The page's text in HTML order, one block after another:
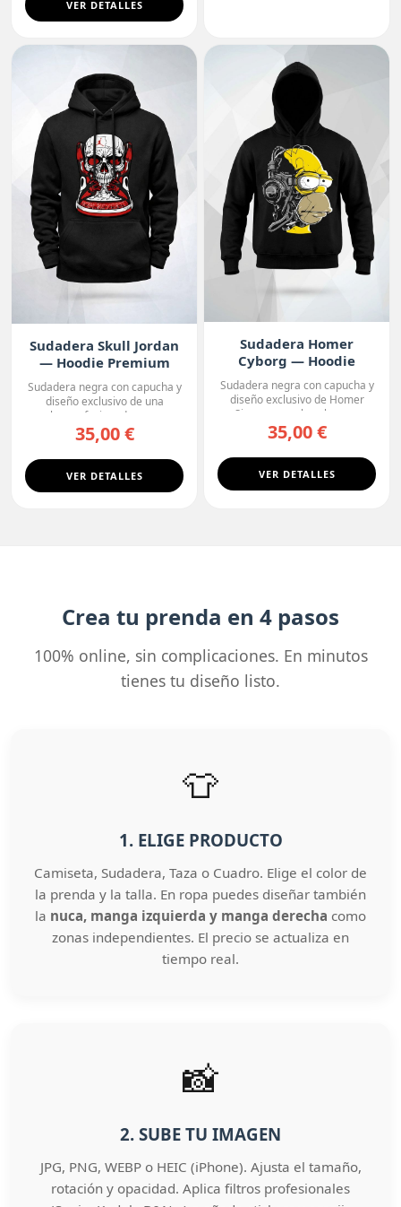
VER DETALLES
Sudadera Skull Jordan
— Hoodie Premium
Sudadera negra con capucha y
diseño exclusivo de una
calavera fusionada con u...
35,00 €
VER DETALLES
Sudadera Homer
Cyborg — Hoodie
Sudadera negra con capucha y
diseño exclusivo de Homer
Simpson con la cabeza ...
35,00 €
VER DETALLES
Crea tu prenda en 4 pasos
100% online, sin complicaciones. En minutos
tienes tu diseño listo.
👕
1. ELIGE PRODUCTO
Camiseta, Sudadera, Taza o Cuadro. Elige el color de
la prenda y la talla. En ropa puedes diseñar también
la nuca, manga izquierda y manga derecha como
zonas independientes. El precio se actualiza en
tiempo real.
📸
2. SUBE TU IMAGEN
JPG, PNG, WEBP o HEIC (iPhone). Ajusta el tamaño,
rotación y opacidad. Aplica filtros profesionales